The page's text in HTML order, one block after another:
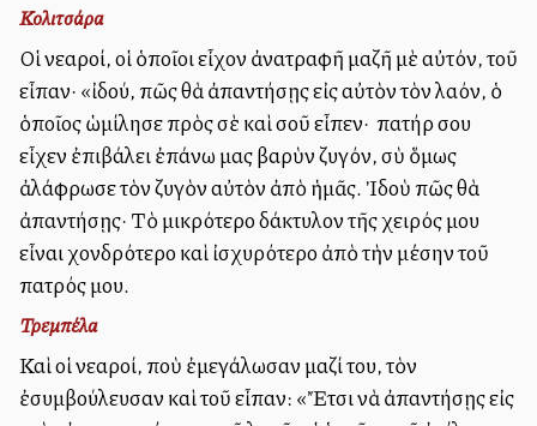
Κολιτσάρα
Οἱ νεαροί, οἱ ὁποῖοι εἶχον ἀνατραφῆ μαζῆ μὲ αὐτόν, τοῦ
εἶπαν· «ἰδού, πῶς θὰ ἀπαντήσῃς εἰς αὐτὸν τὸν λαόν, ὁ
ὁποῖος ὡμίλησε πρὸς σὲ καὶ σοῦ εἶπεν· Ὁ πατήρ σου
εἶχεν ἐπιβάλει ἐπάνω μας βαρὺν ζυγόν, σὺ ὅμως
ἀλάφρωσε τὸν ζυγὸν αὐτὸν ἀπὸ ἡμᾶς. Ἰδοὺ πῶς θὰ
ἀπαντήσῃς· Τὸ μικρότερο δάκτυλον τῆς χειρός μου
εἶναι χονδρότερο καὶ ἰσχυρότερο ἀπὸ τὴν μέσην τοῦ
πατρός μου.
Τρεμπέλα
Καὶ οἱ νεαροί, ποὺ ἐμεγάλωσαν μαζί του, τὸν
ἐσυμβούλευσαν καὶ τοῦ εἶπαν: «Ἔτσι νὰ ἀπαντήσῃς εἰς